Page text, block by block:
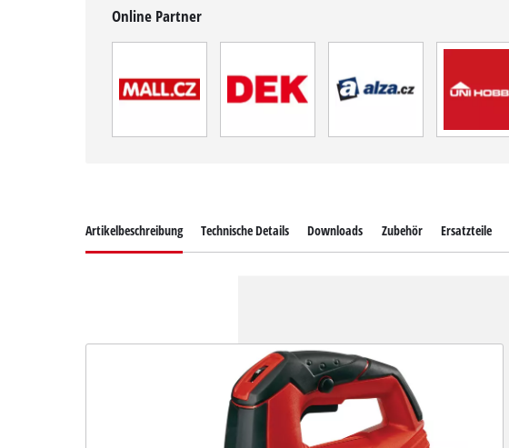
Online Partner
Artikelbeschreibung Technische Details Downloads Zubehör Ersatzteile